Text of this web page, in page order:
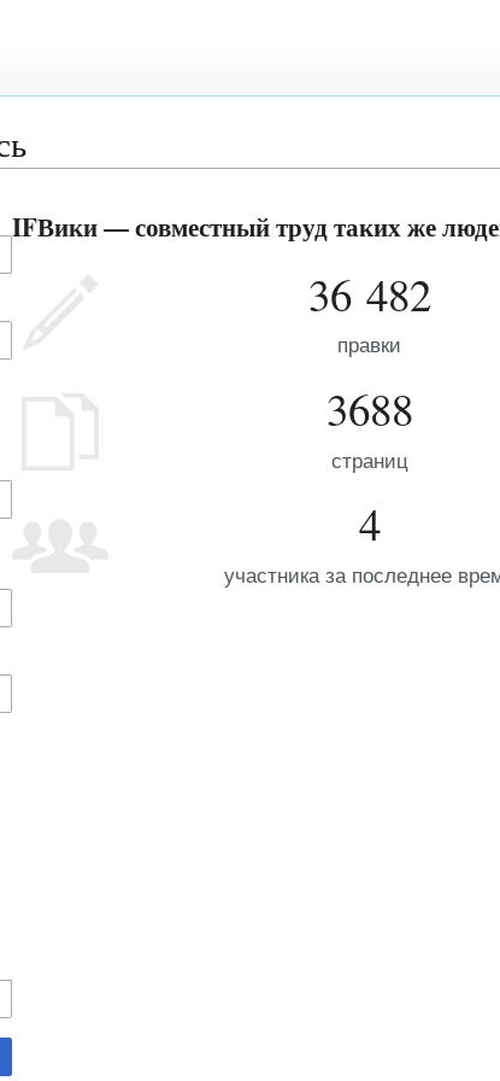
IFВики — совместный труд таких же
36 482
правки
3688
страниц
4
участника за последнее